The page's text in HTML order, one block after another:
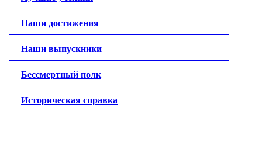
Наши достижения
Наши выпускники
Бессмертный полк
Историческая справка